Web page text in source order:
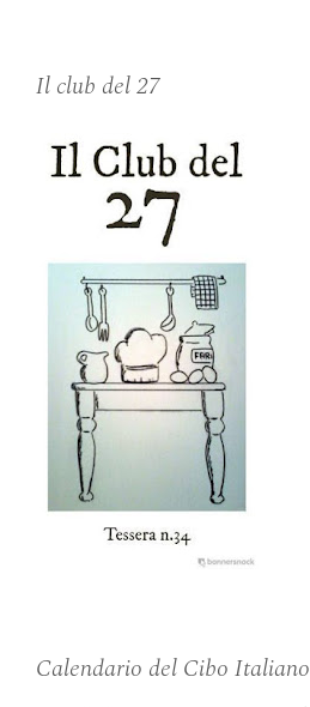
Il club del 27
Calendario del Cibo Italiano